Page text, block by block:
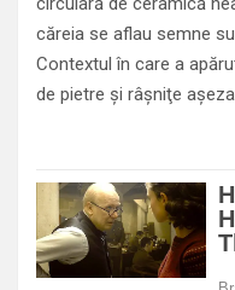
căreia se aflau semne
Contextul în care a
de pietre şi râşniţe